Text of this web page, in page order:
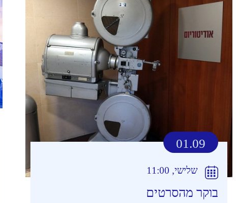
01.09
שלישי, 11:00
בוקר מהסרטים